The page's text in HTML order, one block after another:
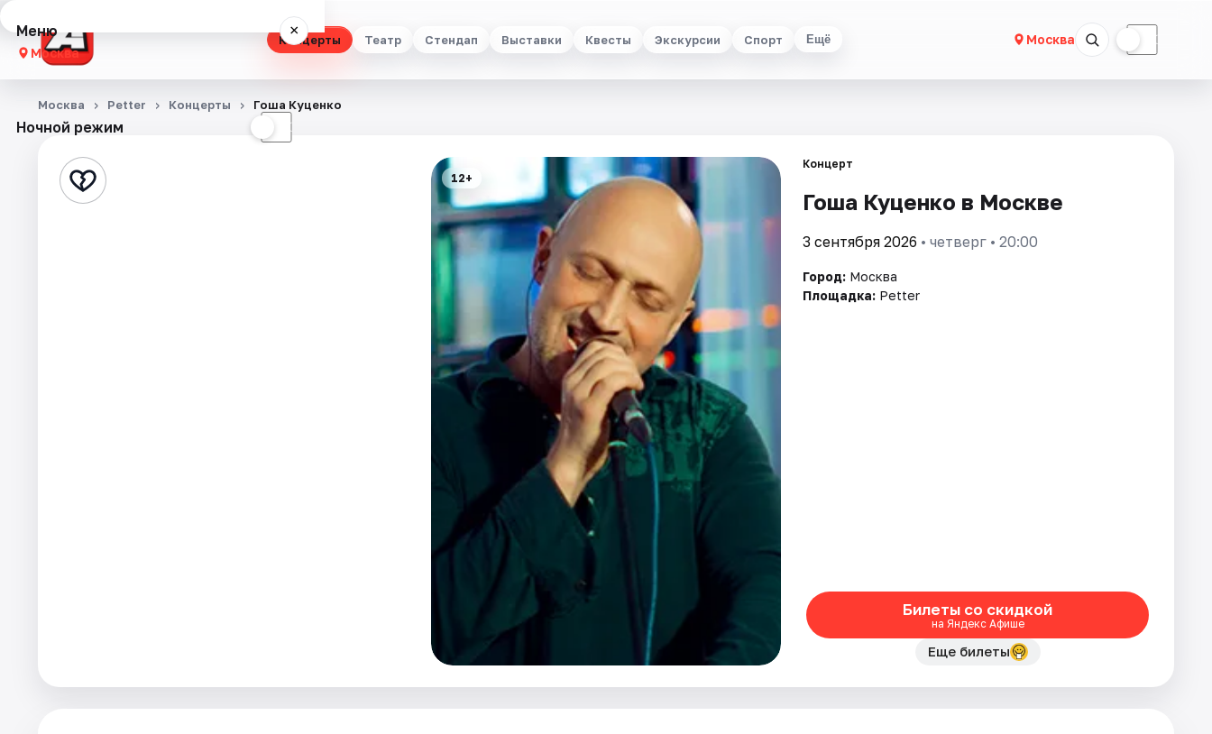
Концерты Театр Стендап Выставки Квесты Экскурсии Спорт Ещё Москва ☾
Меню ×
Москва
Концерты
Стендап
Ночной режим ☾
Москва Petter Концерты Гоша Куценко
12+
Концерт
Гоша Куценко в Москве
3 сентября 2026 • четверг • 20:00
Город: Москва
Площадка: Petter
Билеты со скидкой
на Яндекс Афише
Еще билеты